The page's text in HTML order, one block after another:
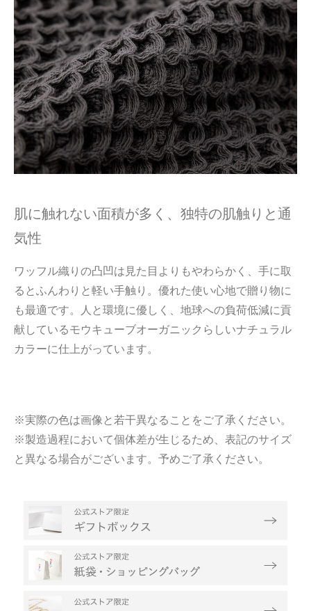
肌に触れない面積が多く、独特の肌触りと通
気性
ワッフル織りの凸凹は見た目よりもやわらかく、手に取
るとふんわりと軽い手触り。優れた使い心地で贈り物に
も最適です。人と環境に優しく、地球への負荷低減に貢
献しているモウキューブオーガニックらしいナチュラル
カラーに仕上がっています。
※実際の色は画像と若干異なることをご了承ください。
※製造過程において個体差が生じるため、表記のサイズ
と異なる場合がございます。予めご了承ください。